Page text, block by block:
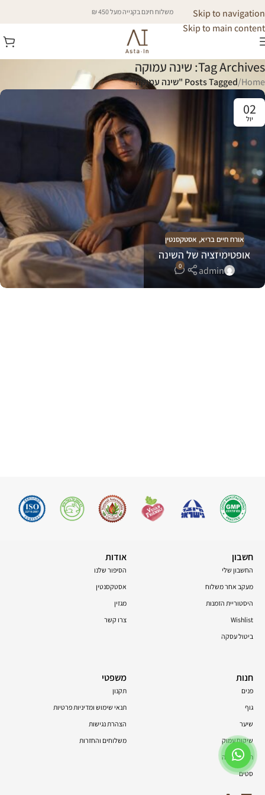
Skip to navigation
Skip to main content
משלוח חינם בקנייה מעל 450 ₪
Tag Archives: שינה עמוקה
Home
/Posts Tagged "שינה עמוקה"
02
יול
אורח חיים בריא, אסטקסנטין
אופטימיזציה של השינה
admin
0
חשבון
החשבון שלי
מעקב אחר משלוח
היסטוריית הזמנות
Wishlist
ביטול עסקה
אודות
הסיפור שלנו
אסטקסנטין
מגזין
צרו קשר
חנות
פנים
גוף
שיער
שיקום עמוק
תוספי תזונה
סטים
משפטי
תקנון
תנאי שימוש ומדיניות פרטיות
הצהרת נגישות
משלוחים והחזרות